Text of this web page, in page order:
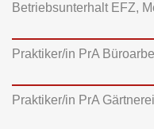
Betriebsunterhalt EFZ,
Praktiker/in PrA
Praktiker/in PrA